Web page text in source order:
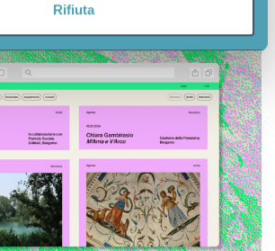
in cui utilizza il nostro sito con i
si occupano di analisi dei dati web,
media, i quali potrebbero combinarle
che ha fornito loro o che hanno
dei loro servizi.
Rifiuta